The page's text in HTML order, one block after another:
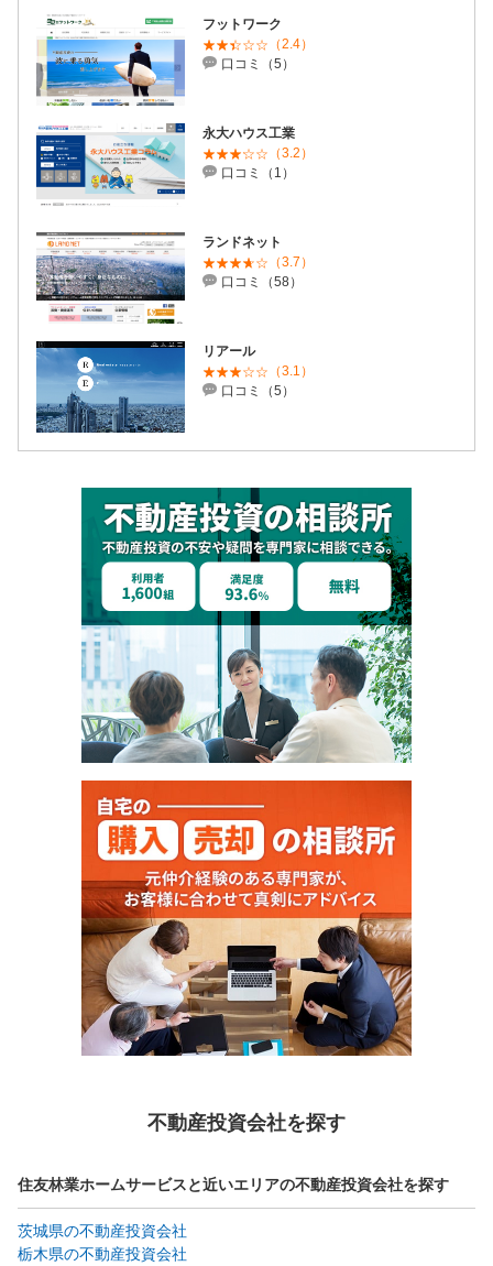
フットワーク
（2.4）
口コミ（5）
永大ハウス工業
（3.2）
口コミ（1）
ランドネット
（3.7）
口コミ（58）
リアール
（3.1）
口コミ（5）
不動産投資会社を探す
住友林業ホームサービスと近いエリアの不動産投資会社を探す
茨城県の不動産投資会社
栃木県の不動産投資会社